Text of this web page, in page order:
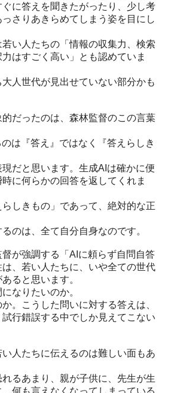
に答えを聞きたがったり、少し考
さりあきらめてしまう姿を目にし
い人たちの「情報の収集力、検索
はすごく高い」とも認めていま
人世代が見出せていない部分かも
だったのは、森林監督のこの言葉
のは『答え』ではなく『答えらしき
だと思います。生成AIは確かに便
に何らかの回答を返してくれま
しきもの」であって、絶対的な正
のは、全て自分自身なのです。
が強調する「AIに頼らず自問自答
、若い人たちに、いや全ての世代
ると思います。
なりたいのか。
。こうした問いに対する答えは、
行錯誤する中でしか見えてこない
人たちに伝えるのは難しい面もあ
るあまり、親が子供に、先生が生
何も言えなくなってしまっている